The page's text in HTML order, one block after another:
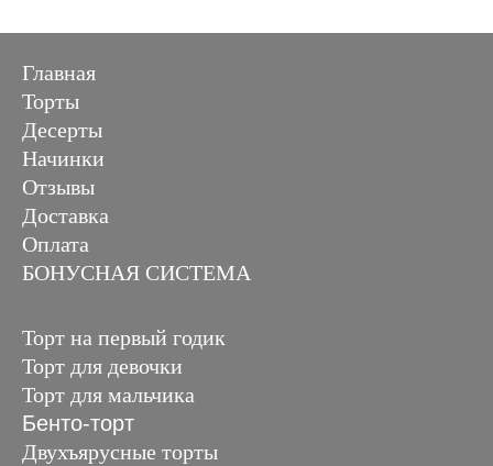
Главная
Торты
Десерты
Начинки
Отзывы
Доставка
Оплата
БОНУСНАЯ СИСТЕМА
Торт на первый годик
Торт для девочки
Торт для мальчика
Бенто-торт
Двухъярусные торты